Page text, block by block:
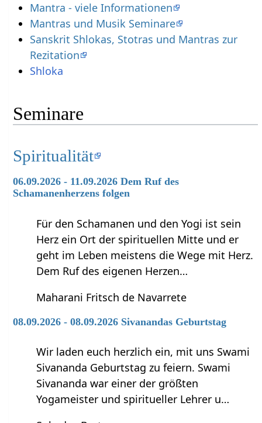
Mantra - viele Informationen
Mantras und Musik Seminare
Sanskrit Shlokas, Stotras und Mantras zur
Rezitation
Shloka
Seminare
Spiritualität
06.09.2026 - 11.09.2026 Dem Ruf des
Schamanenherzens folgen
Für den Schamanen und den Yogi ist sein
Herz ein Ort der spirituellen Mitte und er
geht im Leben meistens die Wege mit Herz.
Dem Ruf des eigenen Herzen…
Maharani Fritsch de Navarrete
08.09.2026 - 08.09.2026 Sivanandas Geburtstag
Wir laden euch herzlich ein, mit uns Swami
Sivananda Geburtstag zu feiern. Swami
Sivananda war einer der größten
Yogameister und spiritueller Lehrer u…